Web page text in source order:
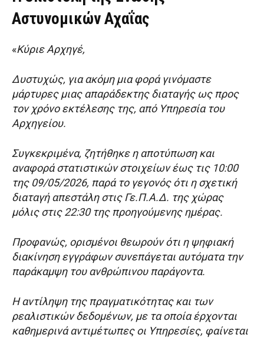
Αστυνομικών Αχαΐας
«Κύριε Αρχηγέ,
Δυστυχώς, για ακόμη μια φορά γινόμαστε
μάρτυρες μιας απαράδεκτης διαταγής ως προς
τον χρόνο εκτέλεσης της, από Υπηρεσία του
Αρχηγείου.
Συγκεκριμένα, ζητήθηκε η αποτύπωση και
αναφορά στατιστικών στοιχείων έως τις 10:00
της 09/05/2026, παρά το γεγονός ότι η σχετική
διαταγή απεστάλη στις Γε.Π.Α.Δ. της χώρας
μόλις στις 22:30 της προηγούμενης ημέρας.
Προφανώς, ορισμένοι θεωρούν ότι η ψηφιακή
διακίνηση εγγράφων συνεπάγεται αυτόματα την
παράκαμψη του ανθρώπινου παράγοντα.
Η αντίληψη της πραγματικότητας και των
ρεαλιστικών δεδομένων, με τα οποία έρχονται
καθημερινά αντιμέτωπες οι Υπηρεσίες, φαίνεται